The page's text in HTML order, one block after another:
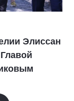
Элиссан